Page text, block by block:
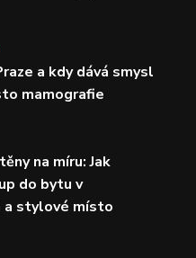
a kdy dává smysl
mamografie
na míru: Jak
do bytu v
a stylové místo